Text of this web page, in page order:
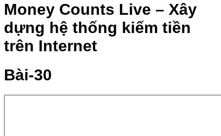
Money Counts Live – Xây
dựng hệ thống kiếm tiền
trên Internet
Bài-30